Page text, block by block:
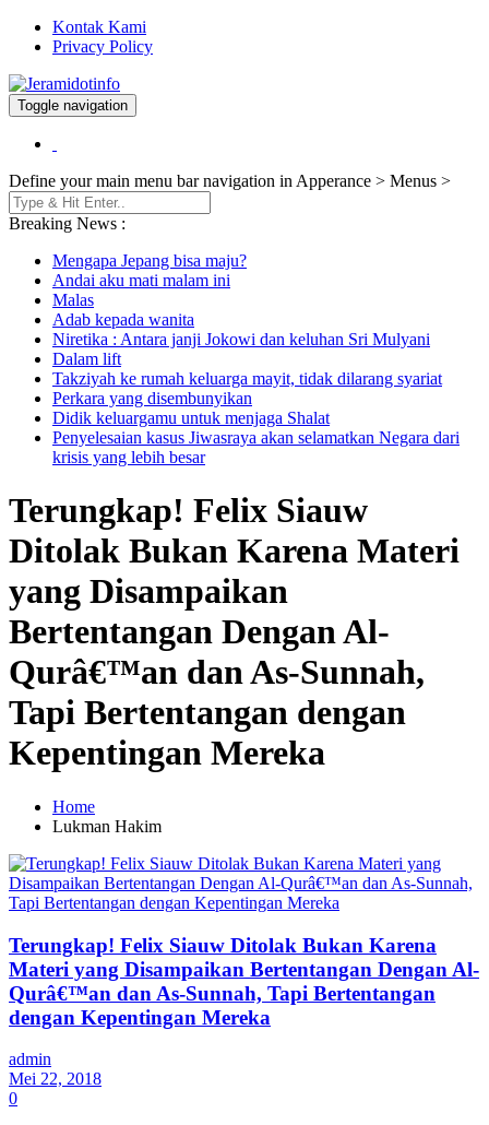
Kontak Kami
Privacy Policy
Jeramidotinfo
Berita dan Informasi Terkini
Toggle navigation
Define your main menu bar navigation in Apperance > Menus >
Breaking News :
Mengapa Jepang bisa maju?
Andai aku mati malam ini
Malas
Adab kepada wanita
Niretika : Antara janji Jokowi dan keluhan Sri Mulyani
Dalam lift
Takziyah ke rumah keluarga mayit, tidak dilarang syariat
Perkara yang disembunyikan
Didik keluargamu untuk menjaga Shalat
Penyelesaian kasus Jiwasraya akan selamatkan Negara dari
krisis yang lebih besar
Terungkap! Felix Siauw
Ditolak Bukan Karena Materi
yang Disampaikan
Bertentangan Dengan Al-
Qurâ€™an dan As-Sunnah,
Tapi Bertentangan dengan
Kepentingan Mereka
Home
Lukman Hakim
Terungkap! Felix Siauw Ditolak Bukan Karena
Materi yang Disampaikan Bertentangan Dengan Al-
Qurâ€™an dan As-Sunnah, Tapi Bertentangan
dengan Kepentingan Mereka
admin
Mei 22, 2018
0